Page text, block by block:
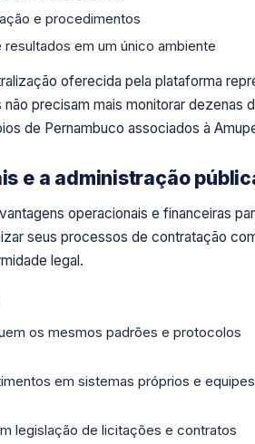
e procedimentos
em um único ambiente
oferecida pela plataforma
precisam mais monitorar dezenas
de Pernambuco associados à
e a administração
operacionais e financeiras
seus processos de contratação
legal.
os mesmos padrões e protocolos
em sistemas próprios e
legislação de licitações e contratos